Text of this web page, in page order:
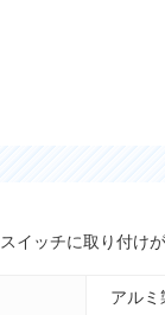
イッチに取り付け
アル